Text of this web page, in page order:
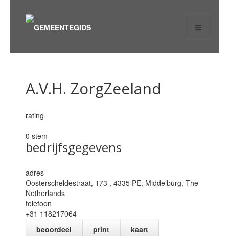
A.V.H. ZorgZeeland
rating
0 stem
bedrijfsgegevens
adres
Oosterscheldestraat, 173 , 4335 PE, Middelburg, The
Netherlands
telefoon
+31 118217064
beoordeel
print kaart